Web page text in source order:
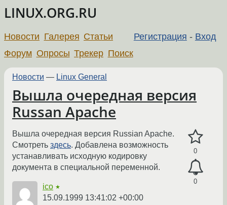
LINUX.ORG.RU
Регистрация - Вход
Новости Галерея Статьи
Форум Опросы Трекер Поиск
Новости — Linux General
Вышла очередная версия
Russan Apache
0
0
Вышла очередная версия Russian Apache.
Смотреть здесь. Добавлена возможность
устанавливать исходную кодировку
документа в специальной переменной.
ico ★
15.09.1999 13:41:02 +00:00